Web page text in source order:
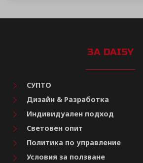
ЗА DAISY
СУПТО
Дизайн & Разработка
Индивидуален подход
Световен опит
Политика по управление
Условия за ползване